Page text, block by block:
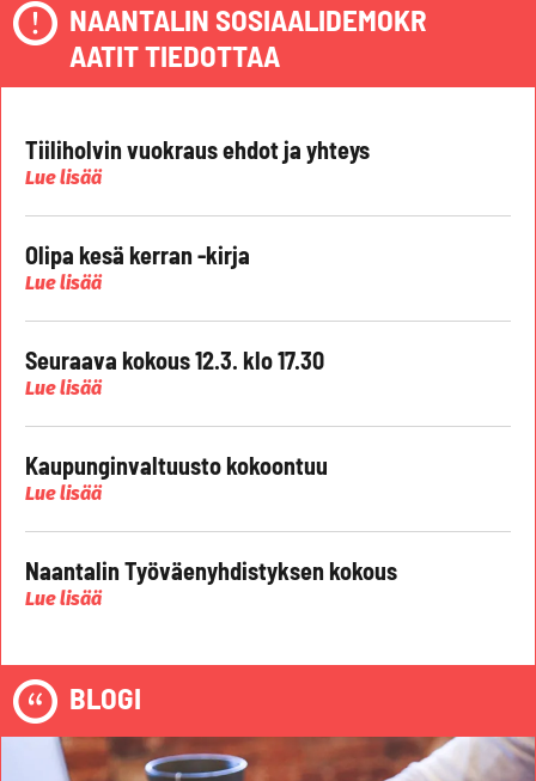
NAANTALIN SOSIAALIDEMOKR
AATIT TIEDOTTAA
Tiiliholvin vuokraus ehdot ja yhteys
Lue lisää
Olipa kesä kerran -kirja
Lue lisää
Seuraava kokous 12.3. klo 17.30
Lue lisää
Kaupunginvaltuusto kokoontuu
Lue lisää
Naantalin Työväenyhdistyksen kokous
Lue lisää
BLOGI